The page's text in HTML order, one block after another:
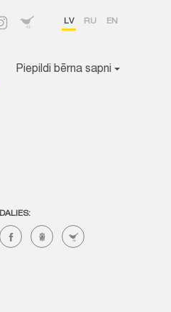
LV RU EN
Piepildi bērna sapni
DALIES: